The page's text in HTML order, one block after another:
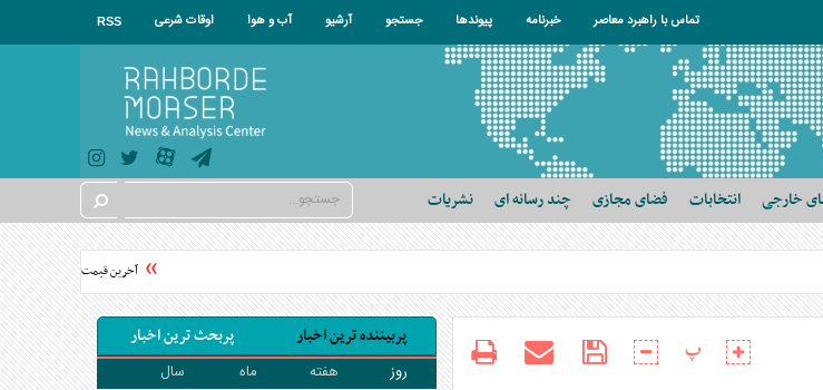
تماس با راهبرد معاصر خبرنامه پیوندها جستجو آرشیو آب و هوا اوقات شرعی RSS
خارجی انتخابات فضای مجازی چند رسانه ای نشریات
آخرین قیمت جدید گوشت قرمز امروز ۱۸ مرداد ۱۴۰۵/ گوشت خورشتی کیلویی
پ پربیننده ترین اخبار پربحث ترین اخبار
روز هفته ماه
سال